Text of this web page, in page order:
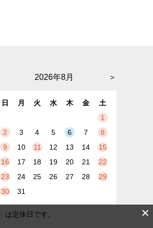
＞
2026年8月
日 月 火 水 木 金
土
1
2
3 4 5 6 7
8
9
10 11 12 13 14
15
16
17 18 19 20 21
22
23
24 25 26 27 28
29
30
31
は定休日です。 ✕